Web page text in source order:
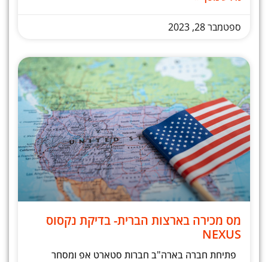
ספטמבר 28, 2023
מס מכירה בארצות הברית- בדיקת נקסוס
NEXUS
פתיחת חברה בארה"ב חברות סטארט אפ ומסחר